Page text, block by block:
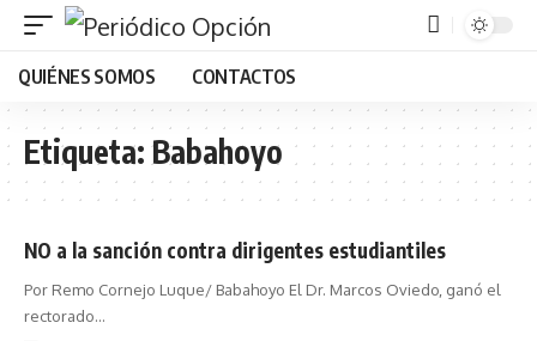
QUIÉNES SOMOS CONTACTOS
Etiqueta:Babahoyo
NO a la sanción contra dirigentes estudiantiles
Por Remo Cornejo Luque/ Babahoyo El Dr. Marcos Oviedo, ganó el
rectorado…